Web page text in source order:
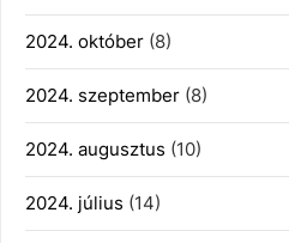
2024. október (8)
2024. szeptember (8)
2024. augusztus (10)
2024. július (14)